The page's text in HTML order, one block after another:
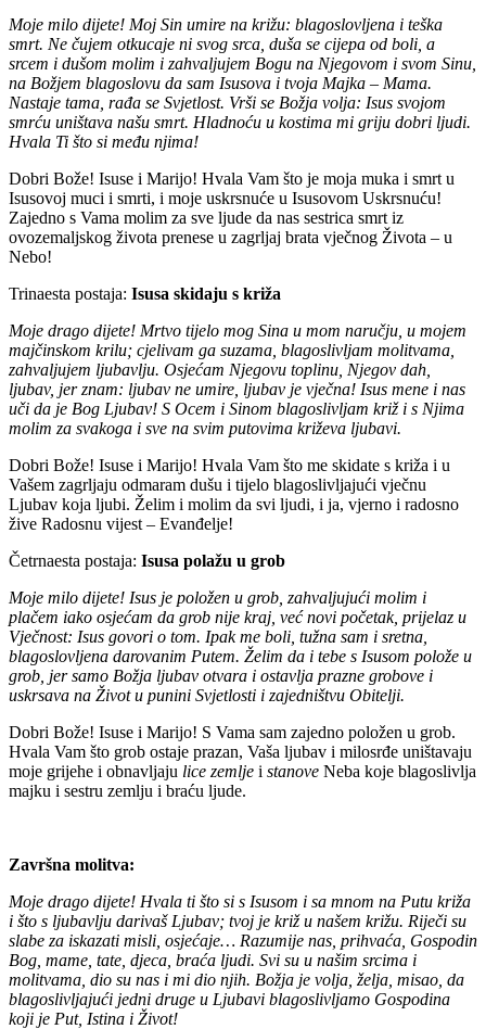
Moje milo dijete! Moj Sin umire na križu: blagoslovljena i teška
smrt. Ne čujem otkucaje ni svog srca, duša se cijepa od boli, a
srcem i dušom molim i zahvaljujem Bogu na Njegovom i svom Sinu,
na Božjem blagoslovu da sam Isusova i tvoja Majka – Mama.
Nastaje tama, rađa se Svjetlost. Vrši se Božja volja: Isus svojom
smrću uništava našu smrt. Hladnoću u kostima mi griju dobri ljudi.
Hvala Ti što si među njima!
Dobri Bože! Isuse i Marijo! Hvala Vam što je moja muka i smrt u
Isusovoj muci i smrti, i moje uskrsnuće u Isusovom Uskrsnuću!
Zajedno s Vama molim za sve ljude da nas sestrica smrt iz
ovozemaljskog života prenese u zagrljaj brata vječnog Života – u
Nebo!
Trinaesta postaja: Isusa skidaju s križa
Moje drago dijete! Mrtvo tijelo mog Sina u mom naručju, u mojem
majčinskom krilu; cjelivam ga suzama, blagoslivljam molitvama,
zahvaljujem ljubavlju. Osjećam Njegovu toplinu, Njegov dah,
ljubav, jer znam: ljubav ne umire, ljubav je vječna! Isus mene i nas
uči da je Bog Ljubav! S Ocem i Sinom blagoslivljam križ i s Njima
molim za svakoga i sve na svim putovima križeva ljubavi.
Dobri Bože! Isuse i Marijo! Hvala Vam što me skidate s križa i u
Vašem zagrljaju odmaram dušu i tijelo blagoslivljajući vječnu
Ljubav koja ljubi. Želim i molim da svi ljudi, i ja, vjerno i radosno
žive Radosnu vijest – Evanđelje!
Četrnaesta postaja: Isusa polažu u grob
Moje milo dijete! Isus je položen u grob, zahvaljujući molim i
plačem iako osjećam da grob nije kraj, već novi početak, prijelaz u
Vječnost: Isus govori o tom. Ipak me boli, tužna sam i sretna,
blagoslovljena darovanim Putem. Želim da i tebe s Isusom polože u
grob, jer samo Božja ljubav otvara i ostavlja prazne grobove i
uskrsava na Život u punini Svjetlosti i zajedništvu Obitelji.
Dobri Bože! Isuse i Marijo! S Vama sam zajedno položen u grob.
Hvala Vam što grob ostaje prazan, Vaša ljubav i milosrđe uništavaju
moje grijehe i obnavljaju lice zemlje i stanove Neba koje blagoslivlja
majku i sestru zemlju i braću ljude.
Završna molitva:
Moje drago dijete! Hvala ti što si s Isusom i sa mnom na Putu križa
i što s ljubavlju darivaš Ljubav; tvoj je križ u našem križu. Riječi su
slabe za iskazati misli, osjećaje… Razumije nas, prihvaća, Gospodin
Bog, mame, tate, djeca, braća ljudi. Svi su u našim srcima i
molitvama, dio su nas i mi dio njih. Božja je volja, želja, misao, da
blagoslivljajući jedni druge u Ljubavi blagoslivljamo Gospodina
koji je Put, Istina i Život!